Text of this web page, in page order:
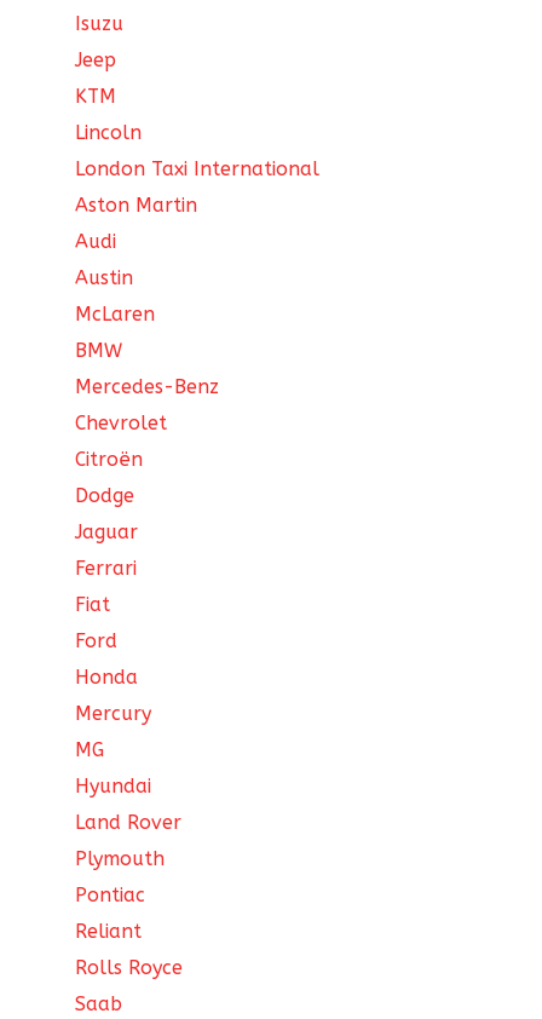
Isuzu
Jeep
KTM
Lincoln
London Taxi International
Aston Martin
Audi
Austin
McLaren
BMW
Mercedes-Benz
Chevrolet
Citroën
Dodge
Jaguar
Ferrari
Fiat
Ford
Honda
Mercury
MG
Hyundai
Land Rover
Plymouth
Pontiac
Reliant
Rolls Royce
Saab